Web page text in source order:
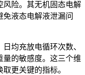
风险。其无机固态电解
液态电解液泄漏问
均充放电循环次数、
的敏感度。这三个维
更关键的指标。